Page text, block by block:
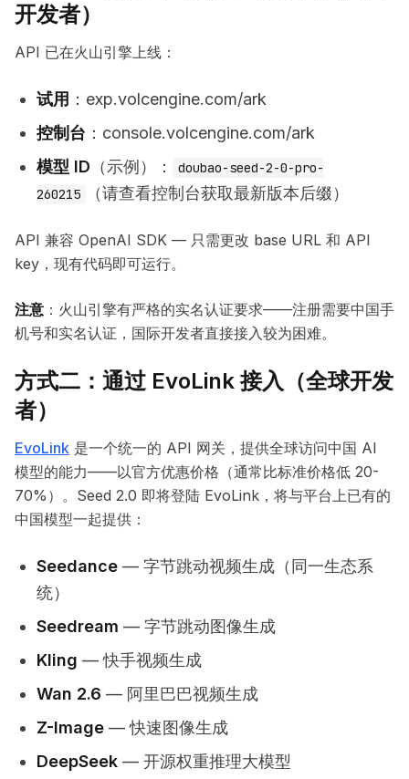
开发者）
API 已在火山引擎上线：
试用 ：exp.volcengine.com/ark
控制台 ：console.volcengine.com/ark
模型 ID （示例）：
doubao-seed-2-0-pro-
260215
（请查看控制台获取最新版本后缀）
API 兼容 OpenAI SDK — 只需更改 base URL 和 API
key，现有代码即可运行。
注意 ：火山引擎有严格的实名认证要求——注册需要中国手
机号和实名认证，国际开发者直接接入较为困难。
方式二：通过 EvoLink 接入（全球开发
者）
EvoLink 是一个统一的 API 网关，提供全球访问中国 AI
模型的能力——以官方优惠价格（通常比标准价格低 20-
70%）。Seed 2.0 即将登陆 EvoLink，将与平台上已有的
中国模型一起提供：
Seedance — 字节跳动视频生成（同一生态系
统）
Seedream — 字节跳动图像生成
Kling — 快手视频生成
Wan 2.6 — 阿里巴巴视频生成
Z-Image — 快速图像生成
DeepSeek — 开源权重推理大模型